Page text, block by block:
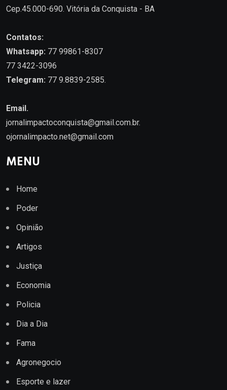
Cep.45.000-690. Vitória da Conquista - BA
Contatos:
Whatsapp: 77 99861-8307
77 3422-3096
Telegram: 77 9.8839-2585.
Email.
jornalimpactoconquista@gmail.com.br.
ojornalimpacto.net@gmail.com
MENU
Home
Poder
Opinião
Artigos
Justiça
Economia
Policia
Dia a Dia
Fama
Agronegocio
Esporte e lazer